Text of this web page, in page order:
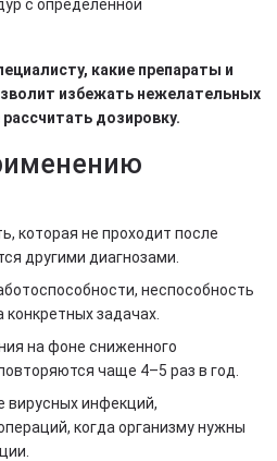
с определенной
какие препараты и
избежать нежелательных
дозировку.
которая не проходит после
другими диагнозами​.
неспособность
задачах.
на фоне сниженного
чаще 4–5 раз в год​.
вирусных инфекций,
когда организму нужны